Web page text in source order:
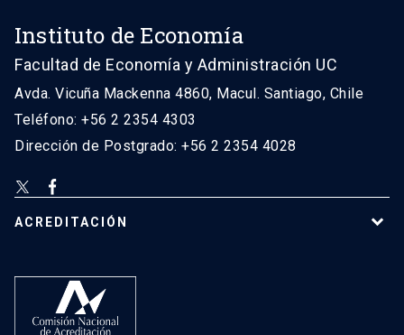
Instituto de Economía
Facultad de Economía y Administración UC
Avda. Vicuña Mackenna 4860, Macul. Santiago, Chile
Teléfono: +56 2 2354 4303
Dirección de Postgrado: +56 2 2354 4028
ACREDITACIÓN